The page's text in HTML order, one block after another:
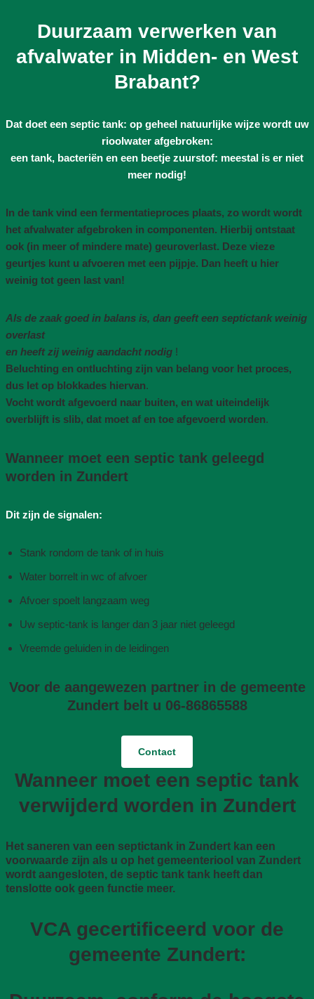
Duurzaam verwerken van
afvalwater in Midden- en West
Brabant?
Dat doet een septic tank: op geheel natuurlijke wijze wordt uw
rioolwater afgebroken:
een tank, bacteriën en een beetje zuurstof: meestal is er niet
meer nodig!
In de tank vind een fermentatieproces plaats, zo wordt wordt
het afvalwater afgebroken in componenten. Hierbij ontstaat
ook (in meer of mindere mate) geuroverlast. Deze vieze
geurtjes kunt u afvoeren met een pijpje. Dan heeft u hier
weinig tot geen last van!
Als de zaak goed in balans is, dan geeft een septictank weinig
overlast
en heeft zij weinig aandacht nodig !
Beluchting en ontluchting zijn van belang voor het proces,
dus let op blokkades hiervan.
Vocht wordt afgevoerd naar buiten, en wat uiteindelijk
overblijft is slib, dat moet af en toe afgevoerd worden.
Wanneer moet een septic tank geleegd
worden in Zundert
Dit zijn de signalen:
Stank rondom de tank of in huis
Water borrelt in wc of afvoer
Afvoer spoelt langzaam weg
Uw septic-tank is langer dan 3 jaar niet geleegd
Vreemde geluiden in de leidingen
Voor de aangewezen partner in de gemeente
Zundert belt u 06-86865588
Contact
Wanneer moet een septic tank
verwijderd worden in Zundert
Het saneren van een septictank in Zundert kan een
voorwaarde zijn als u op het gemeenteriool van Zundert
wordt aangesloten, de septic tank tank heeft dan
tenslotte ook geen functie meer.
VCA gecertificeerd voor de
gemeente Zundert: